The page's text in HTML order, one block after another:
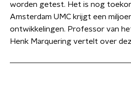
worden getest. Het is nog
Amsterdam UMC krijgt een
ontwikkelingen. Professor van
Henk Marquering vertelt over